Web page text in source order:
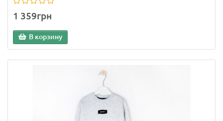
1 359грн
В корзину